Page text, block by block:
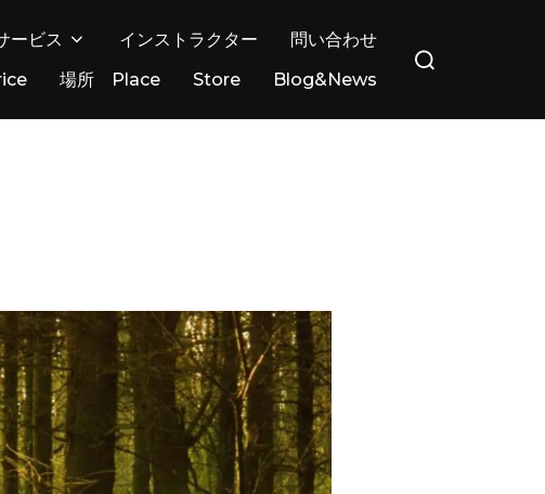
ービス インストラクター
問い合わせ
場所 Place Store Blog&News
索